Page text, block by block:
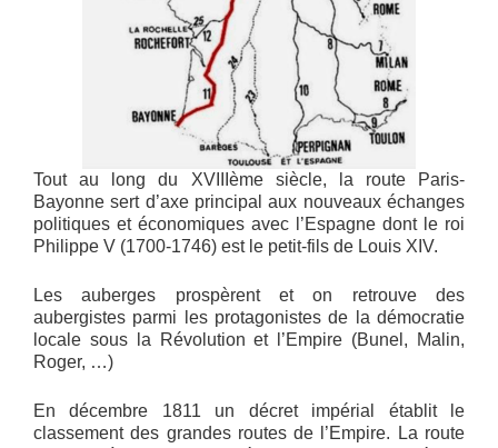
Tout au long du XVIIIème siècle, la route Paris-
Bayonne sert d’axe principal aux nouveaux échanges
politiques et économiques avec l’Espagne dont le roi
Philippe V (1700-1746) est le petit-fils de Louis XIV.
Les auberges prospèrent et on retrouve des
aubergistes parmi les protagonistes de la démocratie
locale sous la Révolution et l’Empire (Bunel, Malin,
Roger, …)
En décembre 1811 un décret impérial établit le
classement des grandes routes de l’Empire. La route